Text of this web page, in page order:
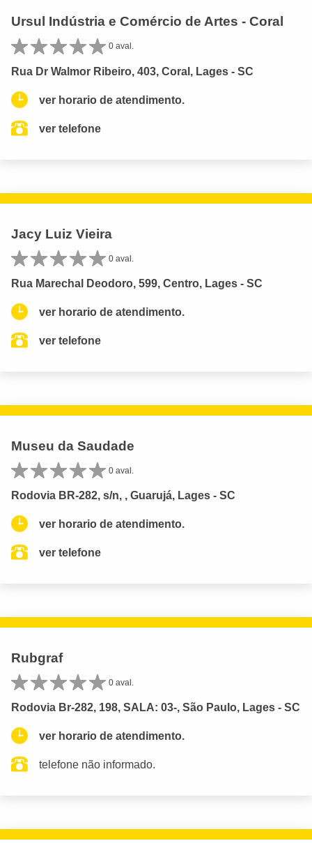
Ursul Indústria e Comércio de Artes - Coral
0 aval.
Rua Dr Walmor Ribeiro, 403, Coral, Lages - SC
ver horario de atendimento.
ver telefone
Jacy Luiz Vieira
0 aval.
Rua Marechal Deodoro, 599, Centro, Lages - SC
ver horario de atendimento.
ver telefone
Museu da Saudade
0 aval.
Rodovia BR-282, s/n, , Guarujá, Lages - SC
ver horario de atendimento.
ver telefone
Rubgraf
0 aval.
Rodovia Br-282, 198, SALA: 03-, São Paulo, Lages - SC
ver horario de atendimento.
telefone não informado.